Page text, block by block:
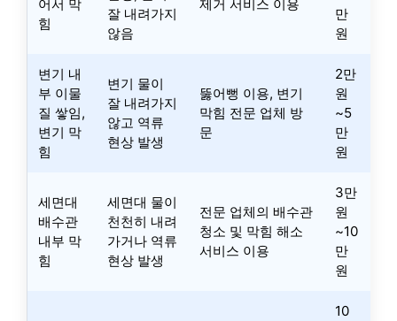
어서 막
힘
잘 내려가지
않음
제거 서비스 이용
만
원
변기 내
부 이물
질 쌓임,
변기 막
힘
변기 물이
잘 내려가지
않고 역류
현상 발생
뚫어뻥 이용, 변기
막힘 전문 업체 방
문
2만
원
~5
만
원
세면대
배수관
내부 막
힘
세면대 물이
천천히 내려
가거나 역류
현상 발생
전문 업체의 배수관
청소 및 막힘 해소
서비스 이용
3만
원
~10
만
원
10